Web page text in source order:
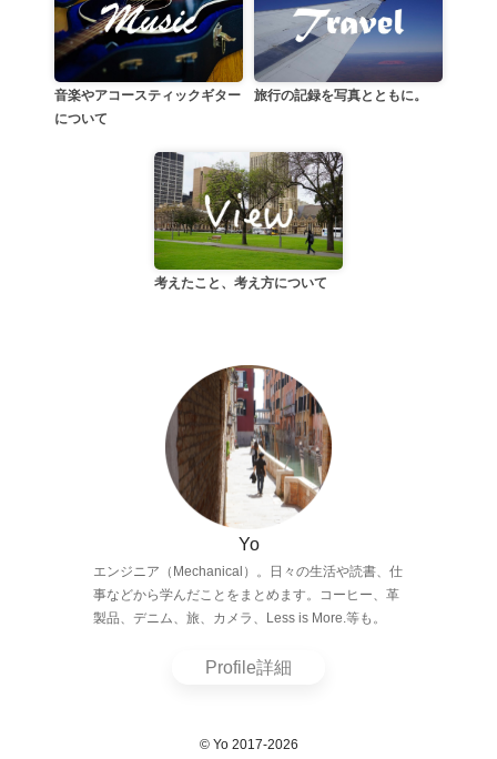
音楽やアコースティックギター
について
旅行の記録を写真とともに。
考えたこと、考え方について
Yo
エンジニア（Mechanical）。日々の生活や読書、仕
事などから学んだことをまとめます。コーヒー、革
製品、デニム、旅、カメラ、Less is More.等も。
Profile詳細
© Yo 2017-2026